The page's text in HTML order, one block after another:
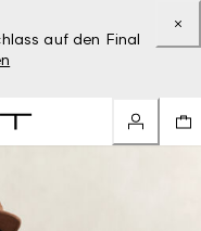
auf den Final